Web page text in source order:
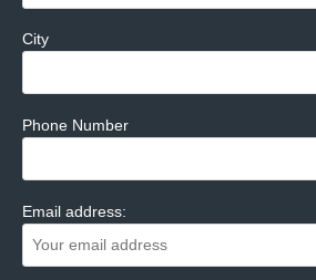
City
Phone Number
Email address: